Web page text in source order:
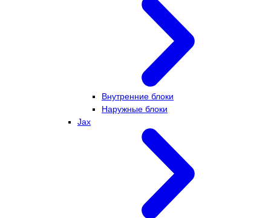
Внутренние блоки
Наружные блоки
Jax